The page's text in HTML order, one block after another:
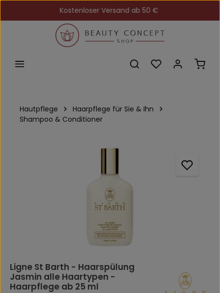
Zum Hauptinhalt springenKostenloser Versand ab 50 €
Du hast 0
Hautpflege
Haarpflege für Sie & Ihn
Shampoo & Conditioner
Ligne St Barth - Haarspülung
Jasmin alle Haartypen -
Haarpflege ab 25 ml